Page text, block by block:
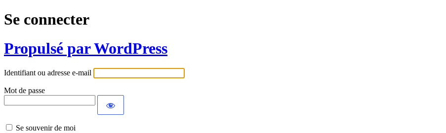
Se connecter
Propulsé par WordPress
Identifiant ou adresse e-mail
Mot de passe
Se souvenir de moi